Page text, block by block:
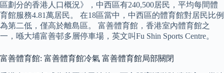
區劃分的香港人口概況》，中西區有240,500居民，平均每間體
育館服務4.81萬居民。 在18區當中，中西區的體育館對居民比例
為第二低，僅高於離島區。 富善體育館，香港室內體育館之
一，喺大埔富善邨多層停車場，英文叫Fu Shin Sports Centre。
富善體育館: 富善體育館冷氣 富善體育館局部關閉